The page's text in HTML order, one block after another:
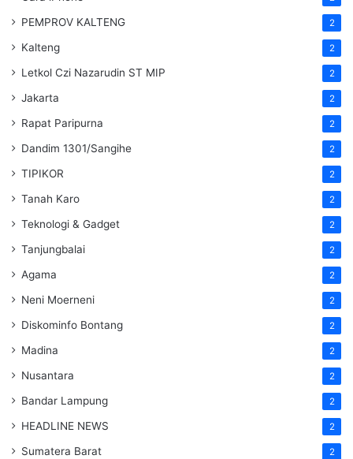
PEMPROV KALTENG 2
Kalteng 2
Letkol Czi Nazarudin ST MIP 2
Jakarta 2
Rapat Paripurna 2
Dandim 1301/Sangihe 2
TIPIKOR 2
Tanah Karo 2
Teknologi & Gadget 2
Tanjungbalai 2
Agama 2
Neni Moerneni 2
Diskominfo Bontang 2
Madina 2
Nusantara 2
Bandar Lampung 2
HEADLINE NEWS 2
Sumatera Barat 2